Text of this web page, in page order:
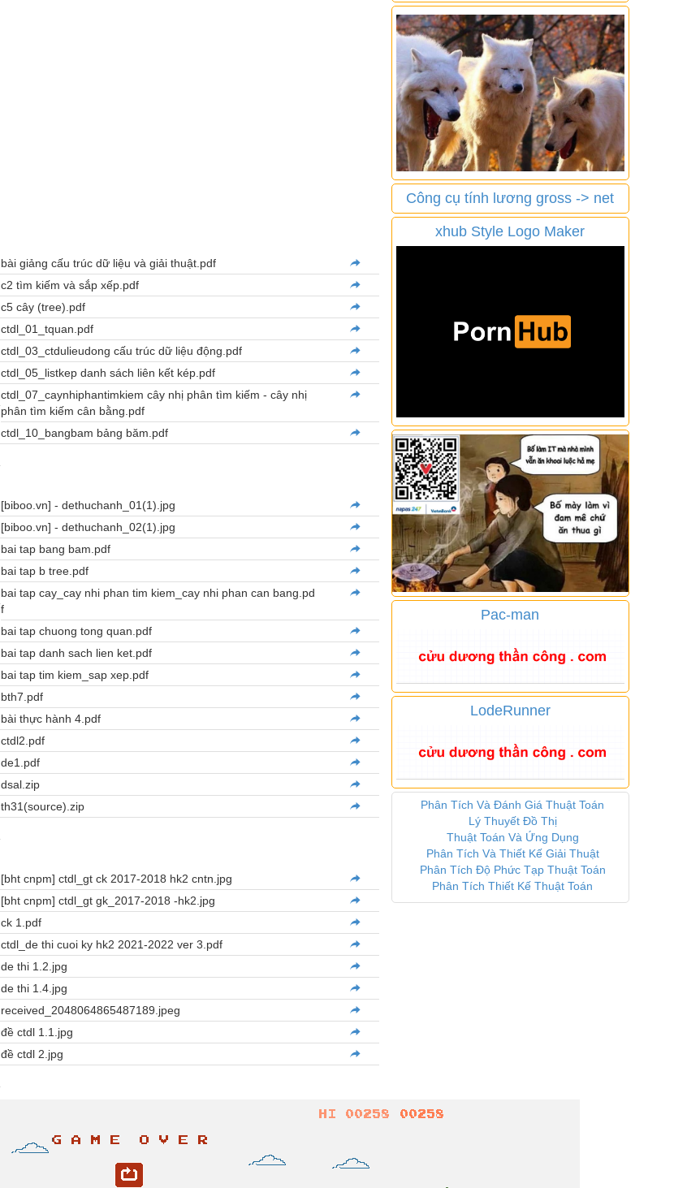
bài giảng cấu trúc dữ liệu và giải thuật.pdf
c2 tìm kiếm và sắp xếp.pdf
c5 cây (tree).pdf
ctdl_01_tquan.pdf
ctdl_03_ctdulieudong cấu trúc dữ liệu động.pdf
ctdl_05_listkep danh sách liên kết kép.pdf
ctdl_07_caynhiphantimkiem cây nhị phân tìm kiếm - cây nhị
phân tìm kiếm cân bằng.pdf
ctdl_10_bangbam bảng băm.pdf
[biboo.vn] - dethuchanh_01(1).jpg
[biboo.vn] - dethuchanh_02(1).jpg
bai tap bang bam.pdf
bai tap b tree.pdf
bai tap cay_cay nhi phan tim kiem_cay nhi phan can bang.pd
f
bai tap chuong tong quan.pdf
bai tap danh sach lien ket.pdf
bai tap tim kiem_sap xep.pdf
bth7.pdf
bài thực hành 4.pdf
ctdl2.pdf
de1.pdf
dsal.zip
th31(source).zip
[bht cnpm] ctdl_gt ck 2017-2018 hk2 cntn.jpg
[bht cnpm] ctdl_gt gk_2017-2018 -hk2.jpg
ck 1.pdf
ctdl_de thi cuoi ky hk2 2021-2022 ver 3.pdf
de thi 1.2.jpg
de thi 1.4.jpg
received_2048064865487189.jpeg
đề ctdl 1.1.jpg
đề ctdl 2.jpg
Công cụ tính lương gross -> net
xhub Style Logo Maker
Pac-man
LodeRunner
Phân Tích Và Đánh Giá Thuật Toán
Lý Thuyết Đồ Thị
Thuật Toán Và Ứng Dụng
Phân Tích Và Thiết Kế Giải Thuật
Phân Tích Độ Phức Tạp Thuật Toán
Phân Tích Thiết Kế Thuật Toán